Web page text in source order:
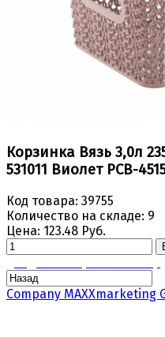
Корзинка Вязь 3,0л
531011 Виолет РСВ-
Код товара: 39755
Количество на складе: 9
Цена: 123.48 Руб.
Company MAXXmarketing